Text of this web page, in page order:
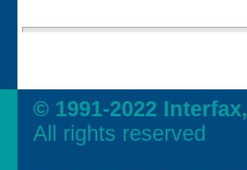
© 1991-2022
All rights reserved